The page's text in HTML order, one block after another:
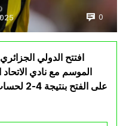
0
افتتح الدولي
الموسم مع نادي
على